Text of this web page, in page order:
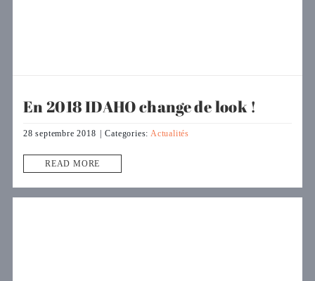
En 2018 IDAHO change de look !
28 septembre 2018 | Categories: Actualités
READ MORE